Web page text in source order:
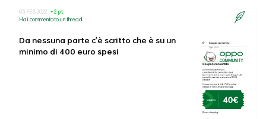
03 FEB 2022 +2 pt
Hai commentato un thread
Da nessuna parte c'è scritto che è su un
minimo di 400 euro spesi